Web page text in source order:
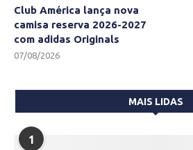
Club América lança nova
camisa reserva 2026-2027
com adidas Originals
07/08/2026
MAIS LIDAS
1